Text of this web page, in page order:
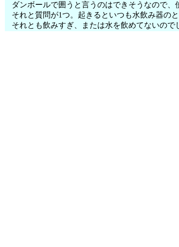
ダンボールで囲うと言うのはできそうなので、
それと質問が1つ。起きるといつも水飲み器の
それとも飲みすぎ、または水を飲めてないので